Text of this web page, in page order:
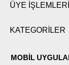
ÜYE İŞLEMLERİ
KATEGORİLER
MOBİL